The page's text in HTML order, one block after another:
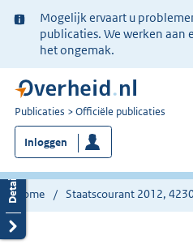
Ter
informatie:
Mogelijk ervaart u
publicaties. We werken aan
het ongemak.
U
bent
nu
hier:
Publicaties Officiële publicaties
Inloggen
Home Staatscourant 2012,